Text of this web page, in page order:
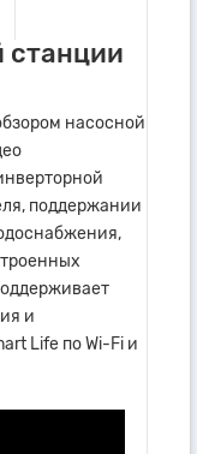
станции
насосной
поддержании
и
Life по Wi-Fi и